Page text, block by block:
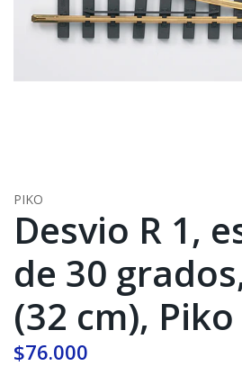
PIKO
Desvio R 1,
de 30
(32 cm), Piko
$76.000